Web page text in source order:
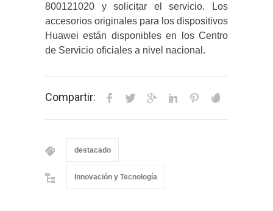
800121020 y solicitar el servicio. Los
accesorios originales para los dispositivos
Huawei están disponibles en los Centro
de Servicio oficiales a nivel nacional.
Compartir:
destacado
Innovación y Tecnología